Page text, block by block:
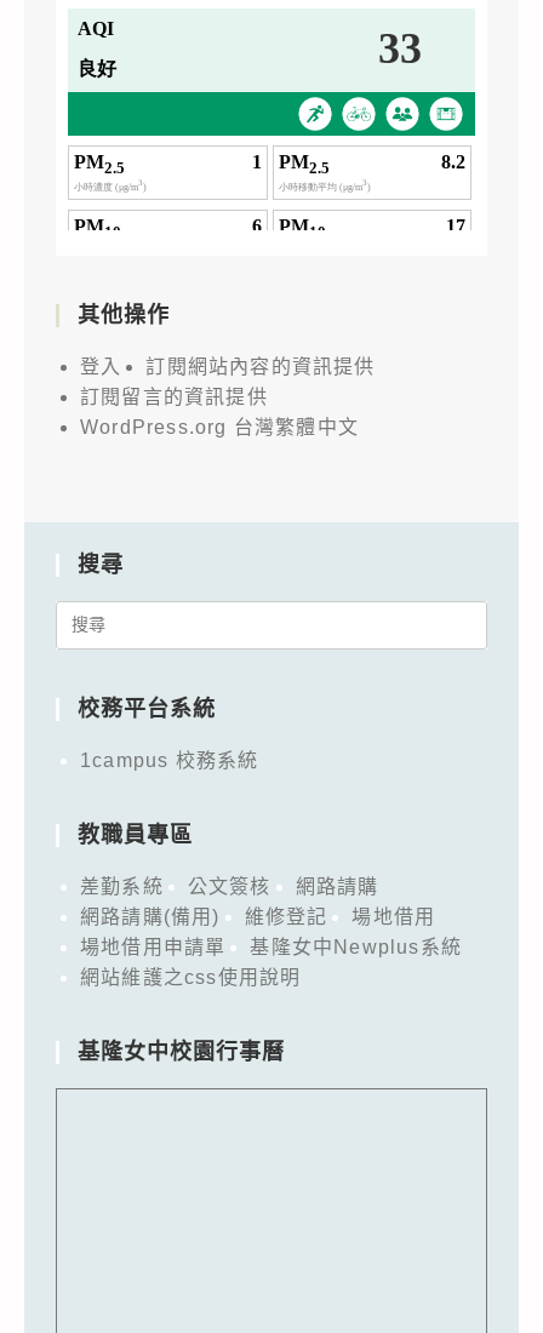
其他操作
登入
訂閱網站內容的資訊提供
訂閱留言的資訊提供
WordPress.org 台灣繁體中文
搜尋
Search
校務平台系統
1campus 校務系統
教職員專區
差勤系統 公文簽核
網路請購
網路請購(備用)
維修登記
場地借用
場地借用申請單
基隆女中Newplus系統
網站維護之css使用說明
基隆女中校園行事曆